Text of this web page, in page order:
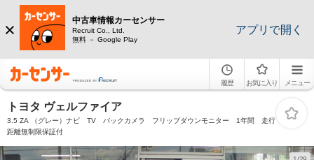
中古車情報カーセンサー
Recruit Co., Ltd.
無料 － Google Play
アプリで開く
履歴 お気に入り メニュー
トヨタ ヴェルファイア
3.5 ZA （グレー）ナビ TV バックカメラ フリップダウンモニター 1年間 走行
距離無制限保証付